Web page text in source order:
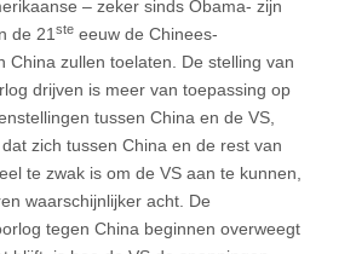
– zeker sinds Obama- zijn
de 21 ste eeuw de Chinees-
China zullen toelaten. De stelling van
drijven is meer van toepassing op
tussen China en de VS,
zich tussen China en de rest van
te zwak is om de VS aan te kunnen,
waarschijnlijker acht. De
tegen China beginnen overweegt